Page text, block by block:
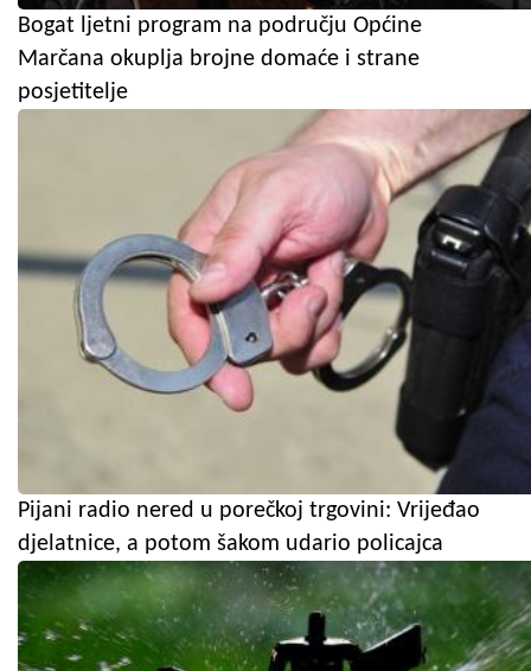
Bogat ljetni program na području Općine
Marčana okuplja brojne domaće i strane
posjetitelje
Pijani radio nered u porečkoj trgovini: Vrijeđao
djelatnice, a potom šakom udario policajca